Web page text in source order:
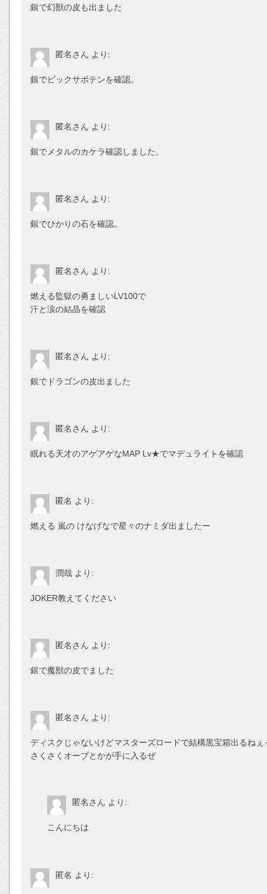
銀で幻獣の皮も出ました
匿名さん より:
銀でビックサボテンを確認。
匿名さん より:
銀でメタルのカケラ確認しました。
匿名さん より:
銀でひかりの石を確認。
匿名さん より:
燃える監獄の勇ましいLV100で
汗と涙の結晶を確認
匿名さん より:
銀でドラゴンの皮出ました
匿名さん より:
眠れる天才のアゲアゲなMAP Lv★でマデュライトを確認
匿名 より:
燃える 嵐の けなげなで星々のナミダ出ましたー
潤哉 より:
JOKER教えてください
匿名さん より:
銀で魔獣の皮でました
匿名さん より:
ディスクじゃないけどマスターズロードで結構黒宝箱出るねぇ
さくさくオーブとかが手に入るぜ
匿名さん より:
こんにちは
匿名 より: